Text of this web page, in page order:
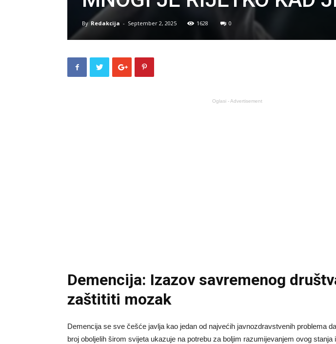
By Redakcija - September 2, 2025 1628 0
Oglasi - Advertisement
Demencija: Izazov savremenog
zaštititi mozak
Demencija se sve češće javlja kao jedan od najvećih javnozdravstvenih problema
broj oboljelih širom svijeta ukazuje na potrebu za boljim razumijevanjem ovog stanja